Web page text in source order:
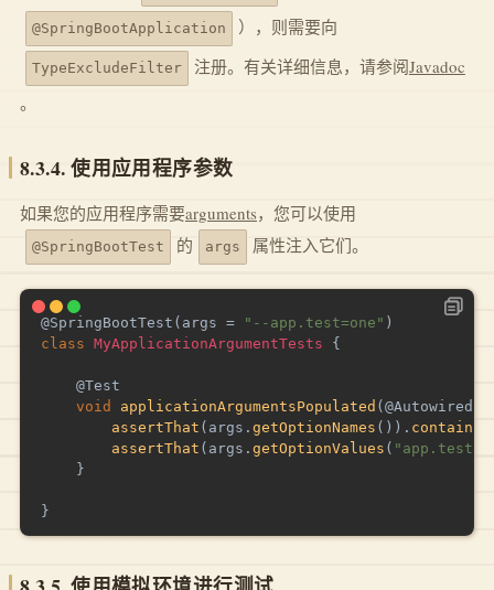
@SpringBootApplication ），则需要向
TypeExcludeFilter 注册。有关详细信息，请参阅Javadoc
。
8.3.4. 使用应用程序参数
如果您的应用程序需要arguments，您可以使用
@SpringBootTest 的 args 属性注入它们。
@SpringBootTest ( args = "--app.test=one" )
class MyApplicationArgumentTests {
@Test
void
applicationArgumentsPopulated (@Autowired
assertThat ( args . getOptionNames ( ) ) .
assertThat ( args . getOptionValues ( "app.test"
}
}